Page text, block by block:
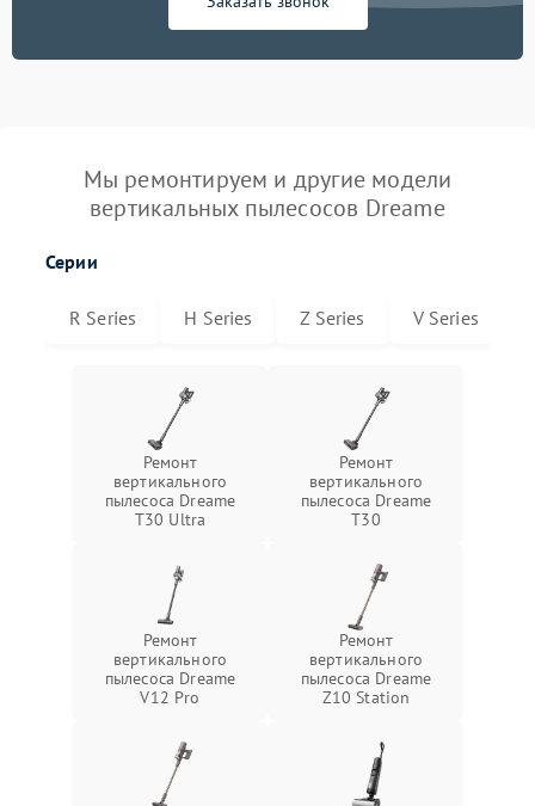
Мы ремонтируем и другие модели
вертикальных пылесосов Dreame
Серии
R Series H Series Z Series V Series
Ремонт
вертикального
пылесоса Dreame
T30 Ultra
Ремонт
вертикального
пылесоса Dreame
T30
Ремонт
вертикального
пылесоса Dreame
V12 Pro
Ремонт
вертикального
пылесоса Dreame
Z10 Station